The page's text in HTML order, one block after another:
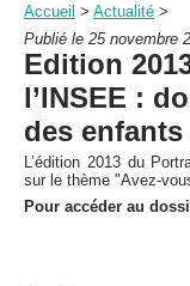
À
Accueil > Actualité >
Publié le 25 novembre
Edition
l’INSEE :
des
L’édition 2013 du
sur le thème "Avez-
Pour accéder au